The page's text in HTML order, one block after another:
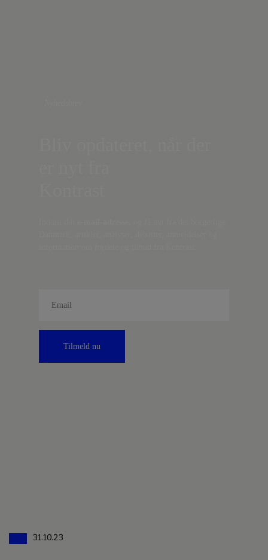
Tilmeld nu
31.10.23